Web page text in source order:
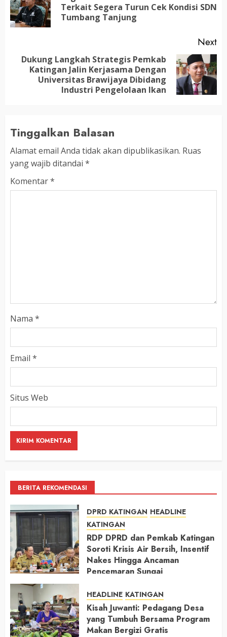
Terkait Segera Turun Cek Kondisi SDN
Tumbang Tanjung
Next
Next
Dukung Langkah Strategis Pemkab
Katingan Jalin Kerjasama Dengan
Universitas Brawijaya Dibidang
Industri Pengelolaan Ikan
Tinggalkan Balasan
Alamat email Anda tidak akan dipublikasikan. Ruas
yang wajib ditandai *
Komentar*
Nama *
Email *
Situs Web
BERITA REKOMENDASI
DPRD KATINGAN HEADLINE
KATINGAN
RDP DPRD dan Pemkab Katingan
Soroti Krisis Air Bersih, Insentif
Nakes Hingga Ancaman
Pencemaran Sungai
HEADLINE KATINGAN
Kisah Juwanti: Pedagang Desa
yang Tumbuh Bersama Program
Makan Bergizi Gratis